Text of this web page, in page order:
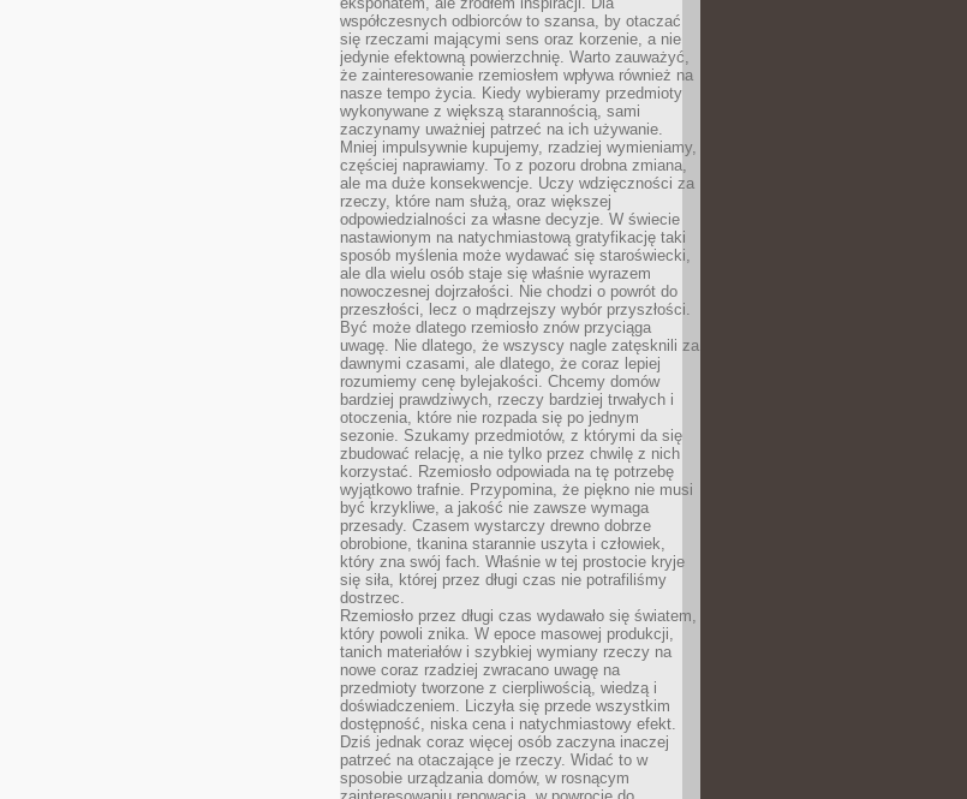
współczesnych odbiorców to szansa, by otaczać
się rzeczami mającymi sens oraz korzenie, a nie
jedynie efektowną powierzchnię. Warto zauważyć,
że zainteresowanie rzemiosłem wpływa również na
nasze tempo życia. Kiedy wybieramy przedmioty
wykonywane z większą starannością, sami
zaczynamy uważniej patrzeć na ich używanie.
Mniej impulsywnie kupujemy, rzadziej wymieniamy,
częściej naprawiamy. To z pozoru drobna zmiana,
ale ma duże konsekwencje. Uczy wdzięczności za
rzeczy, które nam służą, oraz większej
odpowiedzialności za własne decyzje. W świecie
nastawionym na natychmiastową gratyfikację taki
sposób myślenia może wydawać się staroświecki,
ale dla wielu osób staje się właśnie wyrazem
nowoczesnej dojrzałości. Nie chodzi o powrót do
przeszłości, lecz o mądrzejszy wybór przyszłości.
Być może dlatego rzemiosło znów przyciąga
uwagę. Nie dlatego, że wszyscy nagle zatęsknili za
dawnymi czasami, ale dlatego, że coraz lepiej
rozumiemy cenę bylejakości. Chcemy domów
bardziej prawdziwych, rzeczy bardziej trwałych i
otoczenia, które nie rozpada się po jednym
sezonie. Szukamy przedmiotów, z którymi da się
zbudować relację, a nie tylko przez chwilę z nich
korzystać. Rzemiosło odpowiada na tę potrzebę
wyjątkowo trafnie. Przypomina, że piękno nie musi
być krzykliwe, a jakość nie zawsze wymaga
przesady. Czasem wystarczy drewno dobrze
obrobione, tkanina starannie uszyta i człowiek,
który zna swój fach. Właśnie w tej prostocie kryje
się siła, której przez długi czas nie potrafiliśmy
dostrzec.
Rzemiosło przez długi czas wydawało się światem,
który powoli znika. W epoce masowej produkcji,
tanich materiałów i szybkiej wymiany rzeczy na
nowe coraz rzadziej zwracano uwagę na
przedmioty tworzone z cierpliwością, wiedzą i
doświadczeniem. Liczyła się przede wszystkim
dostępność, niska cena i natychmiastowy efekt.
Dziś jednak coraz więcej osób zaczyna inaczej
patrzeć na otaczające je rzeczy. Widać to w
sposobie urządzania domów, w rosnącym